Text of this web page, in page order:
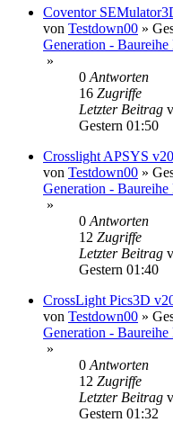
Coventor
von Testdown00 »
Generation -
»
0 Antworten
16 Zugriffe
Letzter Beitrag
Gestern 01:50
Crosslight APSYS
von Testdown00 »
Generation -
»
0 Antworten
12 Zugriffe
Letzter Beitrag
Gestern 01:40
CrossLight Pics3D
von Testdown00 »
Generation -
»
0 Antworten
12 Zugriffe
Letzter Beitrag
Gestern 01:32